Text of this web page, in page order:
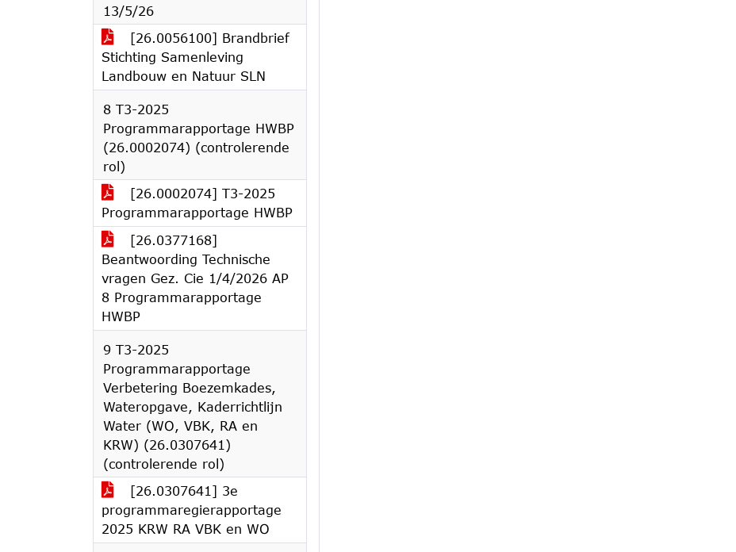
13/5/26
[26.0056100] Brandbrief
Stichting Samenleving
Landbouw en Natuur SLN
8 T3-2025
Programmarapportage HWBP
(26.0002074) (controlerende
rol)
[26.0002074] T3-2025
Programmarapportage HWBP
[26.0377168]
Beantwoording Technische
vragen Gez. Cie 1/4/2026 AP
8 Programmarapportage
HWBP
9 T3-2025
Programmarapportage
Verbetering Boezemkades,
Wateropgave, Kaderrichtlijn
Water (WO, VBK, RA en
KRW) (26.0307641)
(controlerende rol)
[26.0307641] 3e
programmaregierapportage
2025 KRW RA VBK en WO